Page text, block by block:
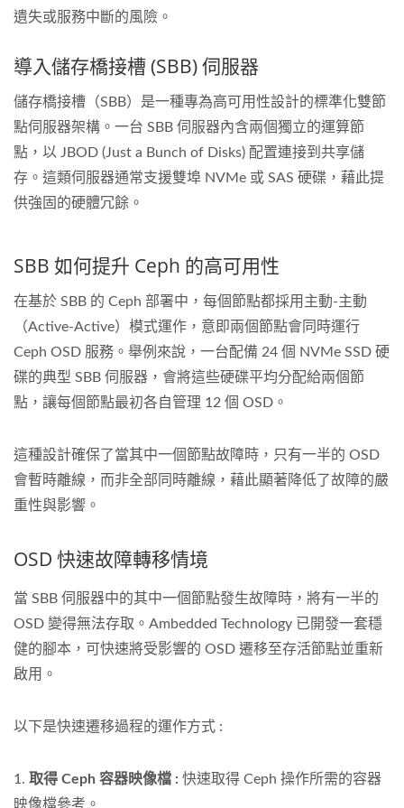
遺失或服務中斷的風險。
導入儲存橋接槽 (SBB) 伺服器
儲存橋接槽（SBB）是一種專為高可用性設計的標準化雙節
點伺服器架構。一台 SBB 伺服器內含兩個獨立的運算節
點，以 JBOD (Just a Bunch of Disks) 配置連接到共享儲
存。這類伺服器通常支援雙埠 NVMe 或 SAS 硬碟，藉此提
供強固的硬體冗餘。
SBB 如何提升 Ceph 的高可用性
在基於 SBB 的 Ceph 部署中，每個節點都採用主動-主動
（Active-Active）模式運作，意即兩個節點會同時運行
Ceph OSD 服務。舉例來說，一台配備 24 個 NVMe SSD 硬
碟的典型 SBB 伺服器，會將這些硬碟平均分配給兩個節
點，讓每個節點最初各自管理 12 個 OSD。
這種設計確保了當其中一個節點故障時，只有一半的 OSD
會暫時離線，而非全部同時離線，藉此顯著降低了故障的嚴
重性與影響。
OSD 快速故障轉移情境
當 SBB 伺服器中的其中一個節點發生故障時，將有一半的
OSD 變得無法存取。Ambedded Technology 已開發一套穩
健的腳本，可快速將受影響的 OSD 遷移至存活節點並重新
啟用。
以下是快速遷移過程的運作方式 :
1. 取得 Ceph 容器映像檔 : 快速取得 Ceph 操作所需的容器
映像檔參考。